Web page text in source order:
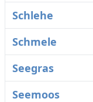
Schlehe
Schmele
Seegras
Seemoos